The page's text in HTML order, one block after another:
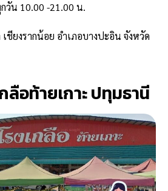
วัน 10.00 -21.00 น.
ชียงรากน้อย อำเภอบางปะอิน จังหวัด
ลือท้ายเกาะ ปทุมธานี